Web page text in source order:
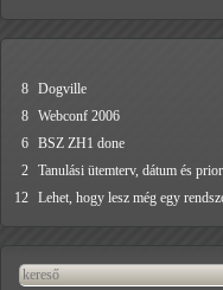
8 Dogville
8 Webconf 2006
6 BSZ ZH1 done
2 Tanulási ütemterv, dátum és
12 Lehet, hogy lesz még egy